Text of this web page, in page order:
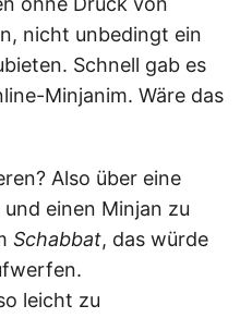
nicht unbedingt ein
Schnell gab es
Minjanim. Wäre das
Also über eine
einen Minjan zu
Schabbat, das würde
leicht zu